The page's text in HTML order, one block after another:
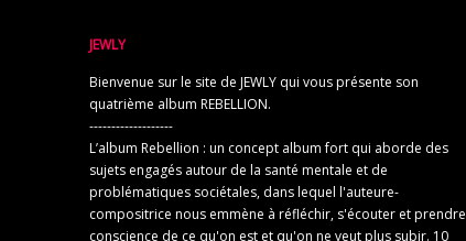
JEWLY
Bienvenue sur le site de JEWLY qui vous présente son
quatrième album REBELLION.
-------------------
L’album Rebellion : un concept album fort qui aborde des
sujets engagés autour de la santé mentale et de
problématiques sociétales, dans lequel l'auteure-
compositrice nous emmène à réfléchir, s'écouter et prendre
conscience de ce qu'on est et qu'on ne veut plus subir. 10